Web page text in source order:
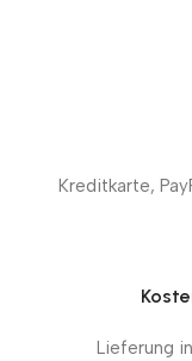
Kreditkarte,
Lieferung